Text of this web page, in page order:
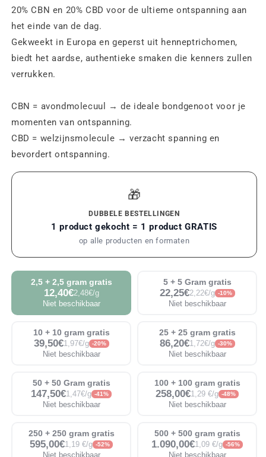
20% CBN en 20% CBD voor de ultieme ontspanning aan
het einde van de dag.
Gekweekt in Europa en geperst uit henneptrichomen,
biedt het aardse, authentieke smaken die kenners zullen
verrukken.
CBN = avondmolecuul → de ideale bondgenoot voor je
momenten van ontspanning.
CBD = welzijnsmolecule → verzacht spanning en
bevordert ontspanning.
🎁
DUBBELE BESTELLINGEN
1 product gekocht = 1 product GRATIS
op alle producten en formaten
2,5 + 2,5 gram gratis
12,40€2,48€/g
Niet beschikbaar
5 + 5 Gram gratis
22,25€2,22€/g -10%
Niet beschikbaar
10 + 10 gram gratis
39,50€1,97€/g -20%
Niet beschikbaar
25 + 25 gram gratis
86,20€1,72€/g -30%
Niet beschikbaar
50 + 50 Gram gratis
147,50€1,47€/g -41%
Niet beschikbaar
100 + 100 gram gratis
258,00€1,29 €/g -48%
Niet beschikbaar
250 + 250 gram gratis
595,00€1,19 €/g -52%
Niet beschikbaar
500 + 500 gram gratis
1.090,00€1,09 €/g -56%
Niet beschikbaar